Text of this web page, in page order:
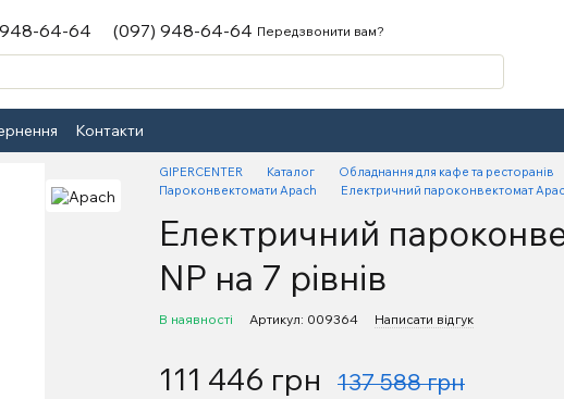
64-64 (097) 948-64-64 Передзвонити вам?
Контакти
GIPERCENTER Каталог Обладнання для кафе та ресторанів
Пароконвектомати Apach
Електричний пароконвектомат
Електричний
NP на 7 рівнів
В наявності Артикул: 009364 Написати відгук
111 446 грн 137 588 грн